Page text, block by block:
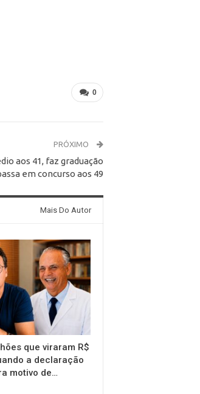
0
PRÓXIMO
aos 41, faz graduação
em concurso aos 49
Mais Do Autor
que viraram R$
a declaração
motivo de…